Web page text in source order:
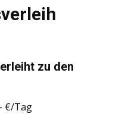
zu den
€/Tag